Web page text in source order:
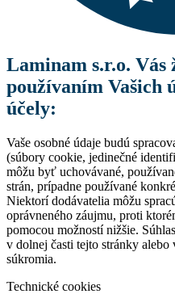
Laminam s.r.o. Vás
používaním Vašich
účely:
Vaše osobné údaje budú
(súbory cookie, jedinečné
môžu byť uchovávané,
strán, prípadne používané
Niektorí dodávatelia môžu
oprávneného záujmu, proti
pomocou možností nižšie.
v dolnej časti tejto stránky
súkromia.
Technické cookies